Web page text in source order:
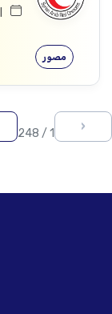
مصور
‹
1 / 248